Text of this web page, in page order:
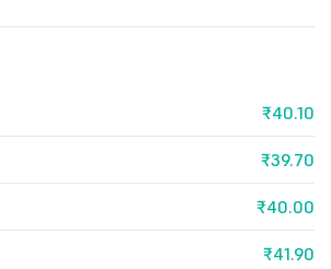
₹40.10
₹39.70
₹40.00
₹41.90